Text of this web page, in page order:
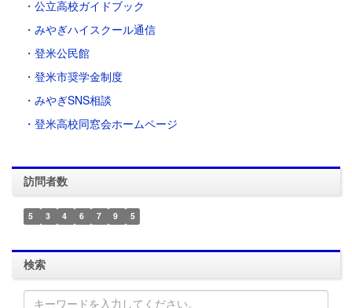
・ 公立高校ガイドブック
・ みやぎハイスクール通信
・ 登米公民館
・ 登米市奨学金制度
・ みやぎSNS相談
・登米高校同窓会ホームページ
訪問者数
5 3 4 6 7 9 5
検索